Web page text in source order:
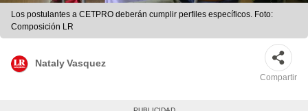
Los postulantes a CETPRO deberán cumplir perfiles específicos. Foto:
Composición LR
Nataly Vasquez
Compartir